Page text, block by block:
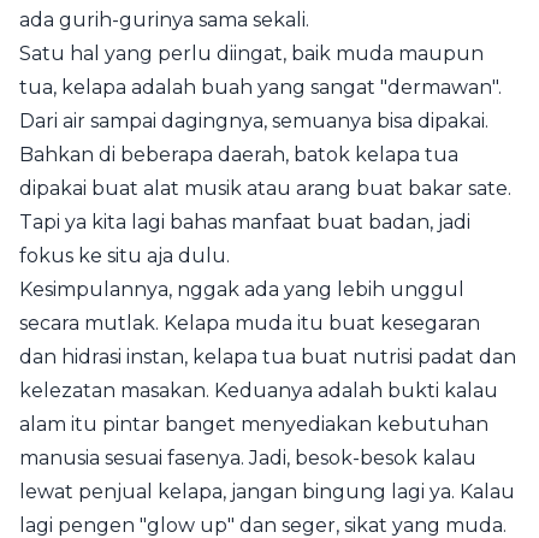
ada gurih-gurinya sama sekali.
Satu hal yang perlu diingat, baik muda maupun
tua, kelapa adalah buah yang sangat "dermawan".
Dari air sampai dagingnya, semuanya bisa dipakai.
Bahkan di beberapa daerah, batok kelapa tua
dipakai buat alat musik atau arang buat bakar sate.
Tapi ya kita lagi bahas manfaat buat badan, jadi
fokus ke situ aja dulu.
Kesimpulannya, nggak ada yang lebih unggul
secara mutlak. Kelapa muda itu buat kesegaran
dan hidrasi instan, kelapa tua buat nutrisi padat dan
kelezatan masakan. Keduanya adalah bukti kalau
alam itu pintar banget menyediakan kebutuhan
manusia sesuai fasenya. Jadi, besok-besok kalau
lewat penjual kelapa, jangan bingung lagi ya. Kalau
lagi pengen "glow up" dan seger, sikat yang muda.